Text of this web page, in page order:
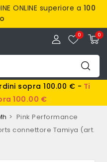
ONLINE superiore a 100
0
0
sopra 100.00 € - Ti
100.00 €
Pink Performance
connettore Tamiya (art.